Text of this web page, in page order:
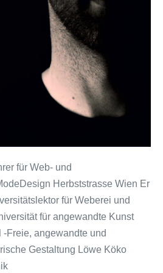
für Web- und
Herbststrasse Wien Er
für Weberei und
für angewandte Kunst
Freie, angewandte und
Gestaltung Löwe Köko